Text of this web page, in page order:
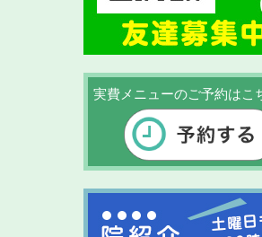
実費メニューのご予約はこ